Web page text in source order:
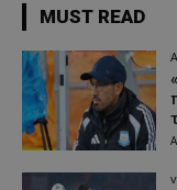
MUST READ